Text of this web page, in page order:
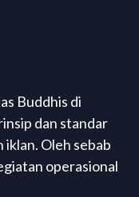
Buddhis di
dan standar
iklan. Oleh sebab
operasional